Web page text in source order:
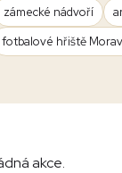
zámecké nádvoří
fotbalové hřiště
akce.